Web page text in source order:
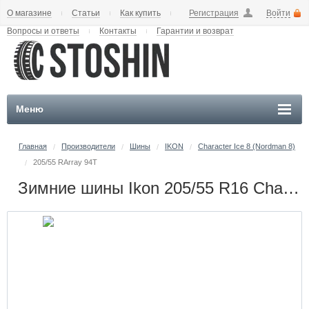
Регистрация Войти
О магазине Статьи
Как купить
Вопросы и ответы
Контакты Гарантии и возврат
Меню
Главная / Производители / Шины / IKON / Character Ice 8 (Nordman 8)
/ 205/55 RArray 94T
Зимние шины Ikon 205/55 R16 Character Ice 8 (Nordman 8) 94T Шипы 205/55 RArray